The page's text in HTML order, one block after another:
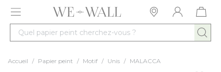
Allez au contenu
Quel papier peint cherchez-vous ?
Accueil / Papier peint / Motif / Unis / MALACCA